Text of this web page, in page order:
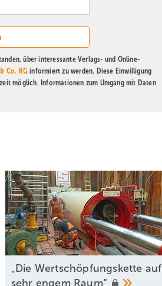
über interessante Verlags- und Online-
Co. KGinformiert zu werden. Diese Einwilligung
möglich. Informationen zum Umgang mit Daten
„Die Wertschöpfungskette auf
sehr engem Raum“